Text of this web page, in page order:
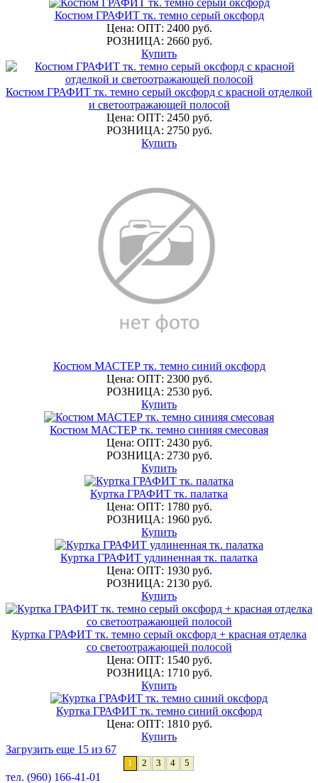
Костюм ГРАФИТ тк. темно серый оксфорд
Цена: ОПТ: 2400 руб.
РОЗНИЦА: 2660 руб.
Купить
Костюм ГРАФИТ тк. темно серый оксфорд с красной отделкой
и светоотражающей полосой
Цена: ОПТ: 2450 руб.
РОЗНИЦА: 2750 руб.
Купить
Костюм МАСТЕР тк. темно синий оксфорд
Цена: ОПТ: 2300 руб.
РОЗНИЦА: 2530 руб.
Купить
Костюм МАСТЕР тк. темно синияя смесовая
Цена: ОПТ: 2430 руб.
РОЗНИЦА: 2730 руб.
Купить
Куртка ГРАФИТ тк. палатка
Цена: ОПТ: 1780 руб.
РОЗНИЦА: 1960 руб.
Купить
Куртка ГРАФИТ удлиненная тк. палатка
Цена: ОПТ: 1930 руб.
РОЗНИЦА: 2130 руб.
Купить
Куртка ГРАФИТ тк. темно серый оксфорд + красная отделка
со светоотражающей полосой
Цена: ОПТ: 1540 руб.
РОЗНИЦА: 1710 руб.
Купить
Куртка ГРАФИТ тк. темно синий оксфорд
Цена: ОПТ: 1810 руб.
Купить
Загрузить еще 15 из 67
1 2 3 4 5
тел. (960) 166-41-01